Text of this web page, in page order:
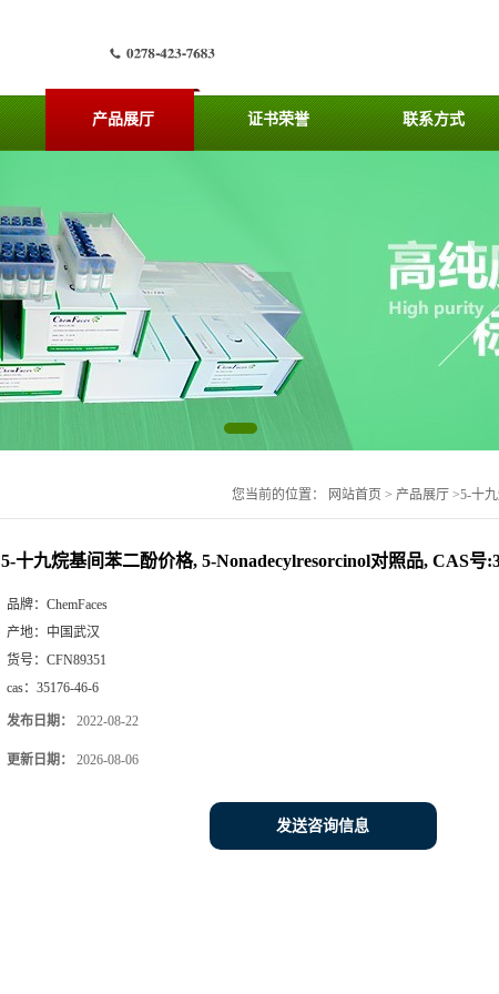
产品展厅 证书荣誉 联系方式
您当前的位置： 网站首页 > 产品展厅 >5-十九
5-十九烷基间苯二酚价格, 5-Nonadecylresorcinol对照品, CAS号
品牌： ChemFaces
产地： 中国武汉
货号： CFN89351
cas： 35176-46-6
发布日期： 2022-08-22
更新日期： 2026-08-06
发送咨询信息